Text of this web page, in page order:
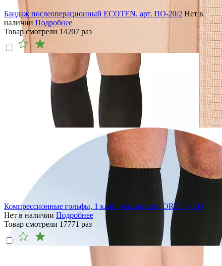
Бандаж послеоперационный ECOTEN, арт. ПО-20/2 Нет в
наличии Подробнее
Товар смотрели 14207 раз
Компрессионные гольфы, 1 класс компрессии ORTO, 4314
Нет в наличии Подробнее
Товар смотрели 17771 раз